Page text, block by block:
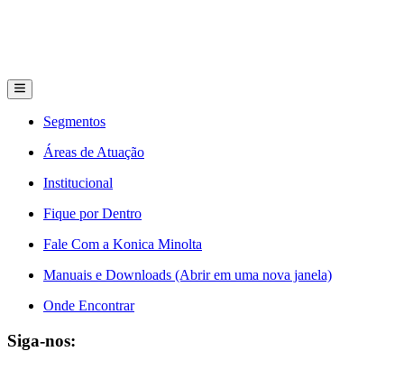
Segmentos
Áreas de Atuação
Institucional
Fique por Dentro
Fale Com a Konica Minolta
Manuais e Downloads (Abrir em uma nova janela)
Onde Encontrar
Siga-nos: